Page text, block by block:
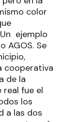
color
ejemplo
AGOS. Se
cooperativa
de la
real fue el
los
a las dos